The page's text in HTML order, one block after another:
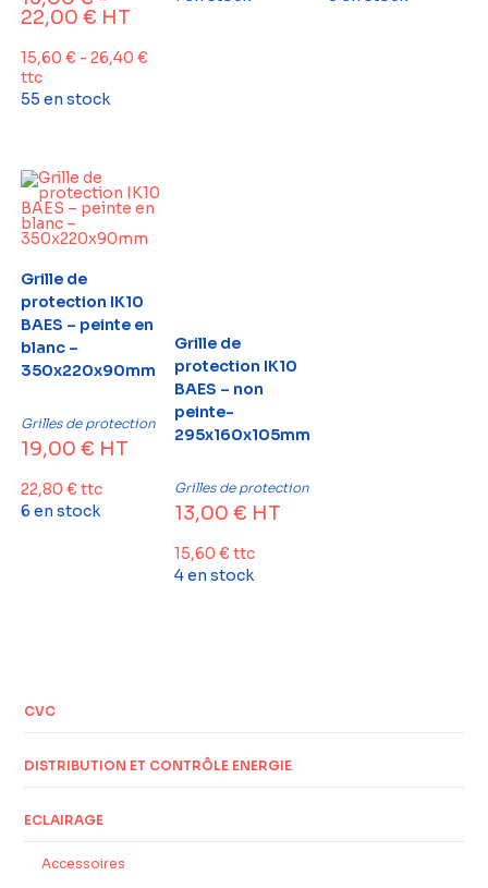
22,00 € HT
15,60 € - 26,40 €
ttc
55 en stock
Grille de
protection IK10
BAES – peinte en
blanc –
350x220x90mm
Grilles de protection
19,00 € HT
22,80 € ttc
6 en stock
Grille de
protection IK10
BAES – non
peinte-
295x160x105mm
Grilles de protection
13,00 € HT
15,60 € ttc
4 en stock
CVC
DISTRIBUTION ET CONTRÔLE ENERGIE
ECLAIRAGE
Accessoires